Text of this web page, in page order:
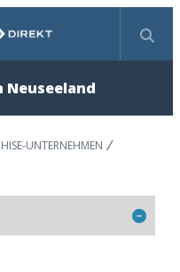
Neuseeland
UNTERNEHMEN